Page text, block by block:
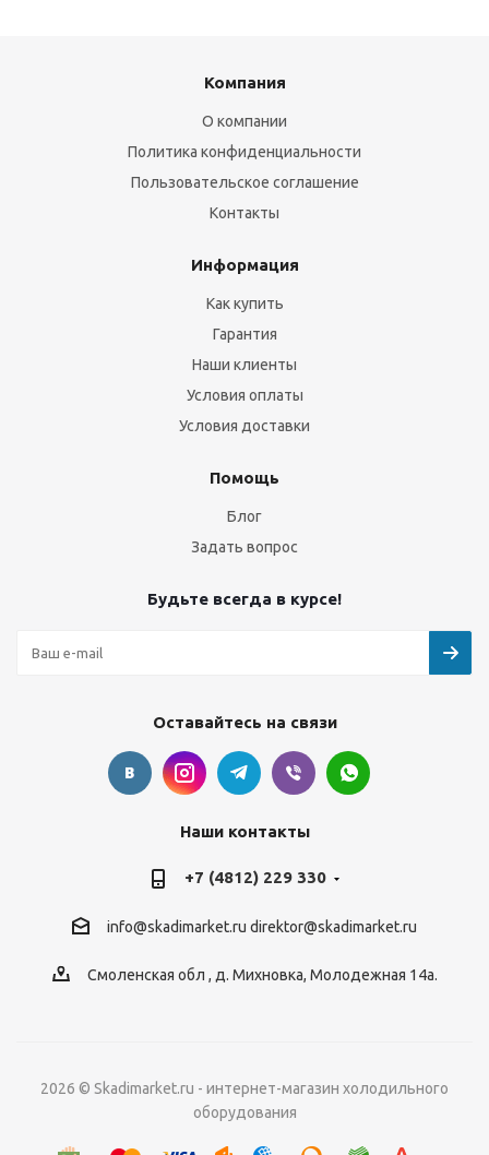
Компания
О компании
Политика конфиденциальности
Пользовательское соглашение
Контакты
Информация
Как купить
Гарантия
Наши клиенты
Условия оплаты
Условия доставки
Помощь
Блог
Задать вопрос
Будьте всегда в курсе!
Оставайтесь на связи
Наши контакты
+7 (4812) 229 330
info@skadimarket.ru direktor@skadimarket.ru
Смоленская обл , д. Михновка, Молодежная 14а.
2026 © Skadimarket.ru - интернет-магазин холодильного
оборудования